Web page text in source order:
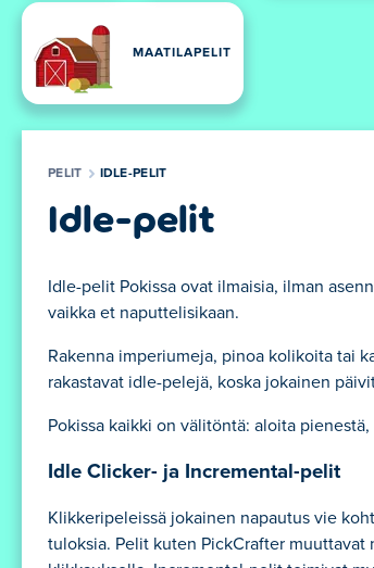
MAATILAPELIT
PELIT IDLE-PELIT
Idle-pelit
Idle-pelit Pokissa ovat ilmaisia, ilman
vaikka et naputtelisikaan.
Rakenna imperiumeja, pinoa kolikoita tai
rakastavat idle-pelejä, koska jokainen
Pokissa kaikki on välitöntä: aloita
Idle Clicker- ja Incremental-pelit
Klikkeripeleissä jokainen napautus vie
tuloksia. Pelit kuten PickCrafter muuttavat